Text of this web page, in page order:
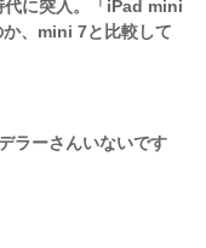
に突入。「iPad mini
、mini 7と比較して
ラーさんいないです